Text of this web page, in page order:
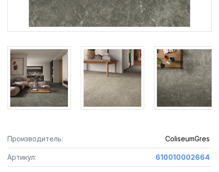
Производитель: ColiseumGres
Артикул: 610010002664